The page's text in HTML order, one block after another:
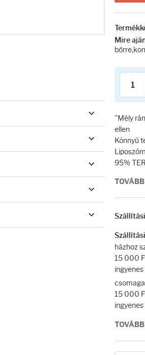
Mire
"Mély
ellen
Könnyű
95%
házhoz
15 000
ingyenes
15 000
ingyenes